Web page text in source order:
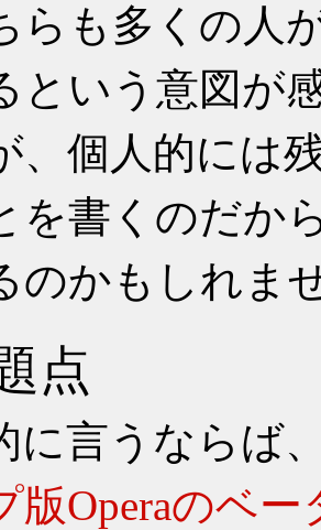
らも多くの人
という意図が
、個人的には
を書くのだか
のかもしれま
点
に言うならば
版Operaのベー